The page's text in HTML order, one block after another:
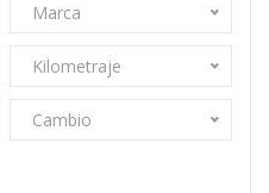
Marca
Kilometraje
Cambio